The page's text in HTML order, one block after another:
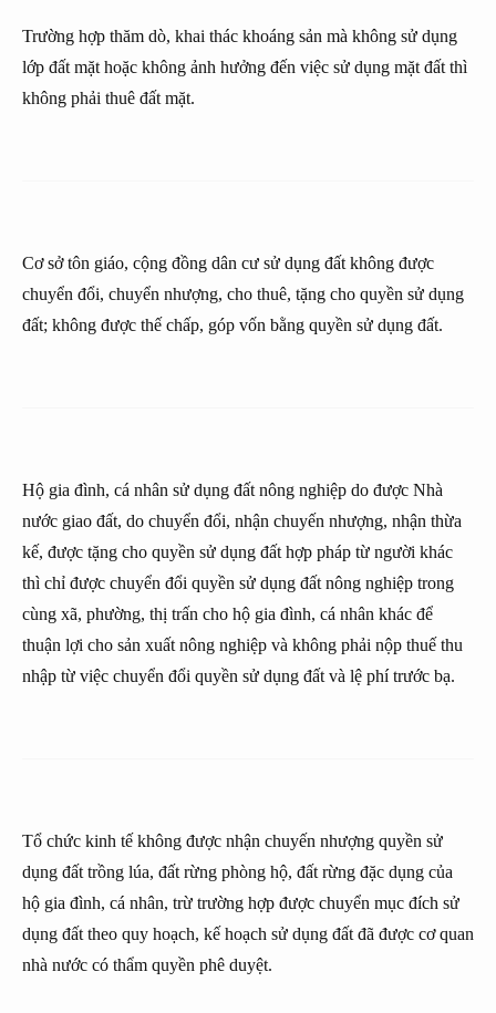
Trường hợp thăm dò, khai thác khoáng sản mà không sử dụng
lớp đất mặt hoặc không ảnh hưởng đến việc sử dụng mặt đất thì
không phải thuê đất mặt.
Cơ sở tôn giáo, cộng đồng dân cư sử dụng đất không được
chuyển đổi, chuyển nhượng, cho thuê, tặng cho quyền sử dụng
đất; không được thế chấp, góp vốn bằng quyền sử dụng đất.
Hộ gia đình, cá nhân sử dụng đất nông nghiệp do được Nhà
nước giao đất, do chuyển đổi, nhận chuyến nhượng, nhận thừa
kế, được tặng cho quyền sử dụng đất hợp pháp từ người khác
thì chỉ được chuyển đổi quyền sử dụng đất nông nghiệp trong
cùng xã, phường, thị trấn cho hộ gia đình, cá nhân khác để
thuận lợi cho sản xuất nông nghiệp và không phải nộp thuế thu
nhập từ việc chuyển đổi quyền sử dụng đất và lệ phí trước bạ.
Tổ chức kinh tế không được nhận chuyến nhượng quyền sử
dụng đất trồng lúa, đất rừng phòng hộ, đất rừng đặc dụng của
hộ gia đình, cá nhân, trừ trường hợp được chuyển mục đích sử
dụng đất theo quy hoạch, kế hoạch sử dụng đất đã được cơ quan
nhà nước có thẩm quyền phê duyệt.